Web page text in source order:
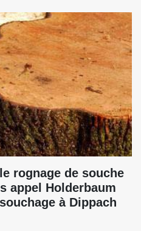
rognage de souche
appel Holderbaum
à Dippach